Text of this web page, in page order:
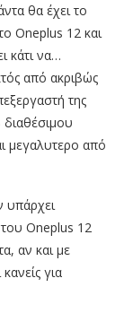
θα έχει το
Oneplus 12 και
κάτι να…
από ακριβώς
της
μεγαλυτερο από
υπάρχει
του Oneplus 12
αν και με
για